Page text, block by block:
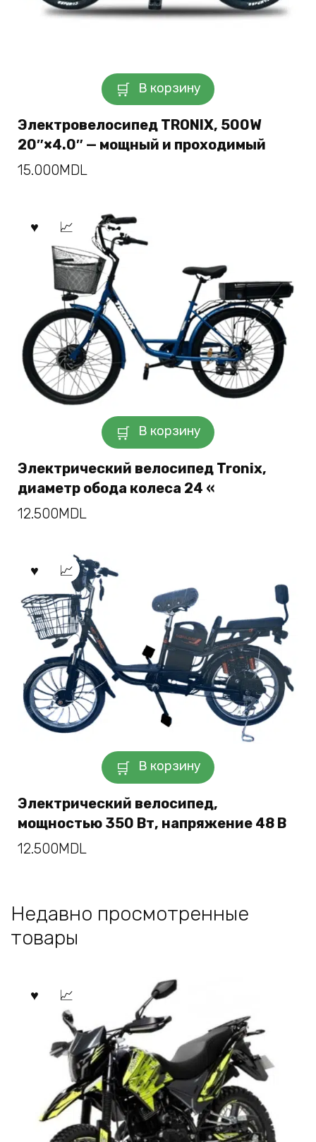
В корзину
Электровелосипед TRONIX, 500W
20″×4.0″ — мощный и проходимый
15.000MDL
В корзину
Электрический велосипед Tronix,
диаметр обода колеса 24 «
12.500MDL
В корзину
Электрический велосипед,
мощностью 350 Вт, напряжение 48 В
12.500MDL
Недавно просмотренные
товары